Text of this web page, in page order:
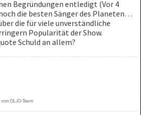
Begründungen entledigt (Vor 4
die besten Sänger des Planeten…
die für viele unverständliche
Popularität der Show.
Schuld an allem?
OLJO-Team